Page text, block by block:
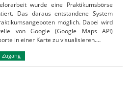
wurde eine Praktikumsbörse
Das daraus entstandene System
möglich. Dabei wird
von Google (Google Maps API)
in einer Karte zu visualisieren.…
Zugang